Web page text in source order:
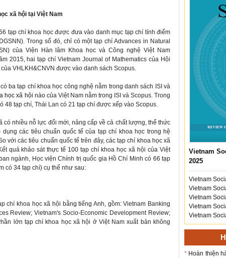
xã hội tại Việt Nam
tạp chí khoa học được đưa vào danh mục tạp chí tính điểm
Trong số đó, chỉ có một tạp chí Advances in Natural
của Viện Hàn lâm Khoa học và Công nghệ Việt Nam
2015, hai tạp chí Vietnam Journal of Mathematics của Hội
VHLKH&CNVN được vào danh sách Scopus.
ba tạp chí khoa học công nghệ nằm trong danh sách ISI và
học xã hội nào của Việt Nam nằm trong ISI và Scopus. Trong
48 tạp chí, Thái Lan có 21 tạp chí được xếp vào Scopus.
có nhiều nỗ lực đổi mới, nâng cấp về cả chất lượng, thể thức
các tiêu chuẩn quốc tế của tạp chí khoa học trong hệ
với các tiêu chuẩn quốc tế trên đây, các tạp chí khoa học xã
quả khảo sát thực tế 100 tạp chí khoa học xã hội của Việt
ngành, Học viện Chính trị quốc gia Hồ Chí Minh có 66 tạp
có 34 tạp chí) cụ thể như sau:
chí khoa học xã hội bằng tiếng Anh, gồm: Vietnam Banking
Review; Vietnam's Socio-Economic Development Review;
lớn tạp chí khoa học xã hội ở Việt Nam xuất bản không
Vietnam
2025
Vietnam
Vietnam
Vietnam
Vietnam
Vietnam
* Hoàn thiện